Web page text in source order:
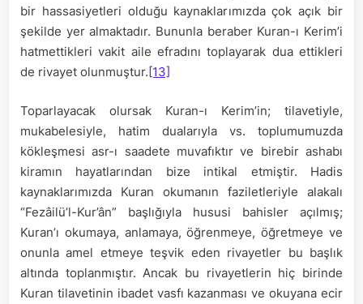
bir hassasiyetleri olduğu kaynaklarımızda çok açık bir
şekilde yer almaktadır. Bununla beraber Kuran-ı Kerim’i
hatmettikleri vakit aile efradını toplayarak dua ettikleri
de rivayet olunmuştur. [13]
Toparlayacak olursak Kuran-ı Kerim’in; tilavetiyle,
mukabelesiyle, hatim dualarıyla vs. toplumumuzda
kökleşmesi asr-ı saadete muvafıktır ve birebir ashabı
kiramın hayatlarından bize intikal etmiştir. Hadis
kaynaklarımızda Kuran okumanın faziletleriyle alakalı
“Fezâilü’l-Kur’ân” başlığıyla hususi bahisler açılmış;
Kuran’ı okumaya, anlamaya, öğrenmeye, öğretmeye ve
onunla amel etmeye teşvik eden rivayetler bu başlık
altında toplanmıştır. Ancak bu rivayetlerin hiç birinde
Kuran tilavetinin ibadet vasfı kazanması ve okuyana ecir